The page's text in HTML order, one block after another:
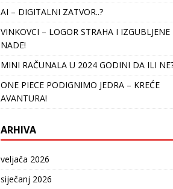
AI – DIGITALNI ZATVOR..?
VINKOVCI – LOGOR STRAHA I IZGUBLJENE
NADE!
MINI RAČUNALA U 2024 GODINI DA ILI
ONE PIECE PODIGNIMO JEDRA – KREĆE
AVANTURA!
ARHIVA
veljača 2026
siječanj 2026